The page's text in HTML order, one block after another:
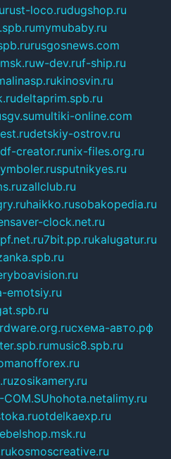
rust-loco.rudugshop.ru
mymubaby.ru
rusgosnews.com
w-dev.ruf-ship.ru
kinosvin.ru
deltaprim.spb.ru
sgv.sumultiki-online.com
detskiy-ostrov.ru
creator.runix-files.org.ru
sputnikyes.ru
zallclub.ru
haikko.rusobakopedia.ru
clock.net.ru
7bit.pp.rukalugatur.ru
emotsiy.ru
схема-авто.рф
music8.spb.ru
zosikamery.ru
COM.SUhohota.netalimy.ru
otdelkaexp.ru
kosmoscreative.ru